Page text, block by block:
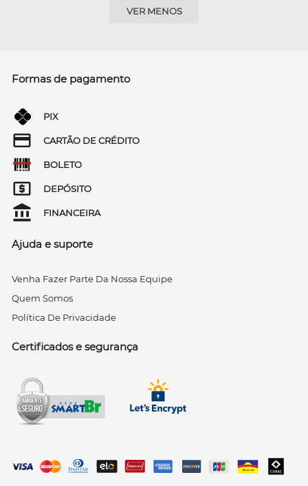
VER MENOS
Formas de pagamento
PIX
CARTÃO DE CRÉDITO
BOLETO
DEPÓSITO
FINANCEIRA
Ajuda e suporte
Venha Fazer Parte Da Nossa Equipe
Quem Somos
Política De Privacidade
Certificados e segurança